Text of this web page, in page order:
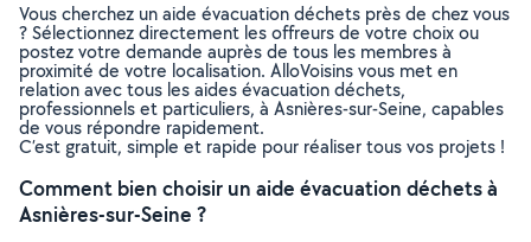
Vous cherchez un aide évacuation déchets près de chez vous
? Sélectionnez directement les offreurs de votre choix ou
postez votre demande auprès de tous les membres à
proximité de votre localisation. AlloVoisins vous met en
relation avec tous les aides évacuation déchets,
professionnels et particuliers, à Asnières-sur-Seine, capables
de vous répondre rapidement.
C’est gratuit, simple et rapide pour réaliser tous vos projets !
Comment bien choisir un aide évacuation déchets à
Asnières-sur-Seine ?